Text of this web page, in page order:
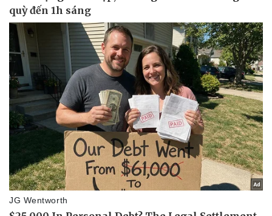
Pháp luật
Vụ án
Tin nóng
Tư vấn luật
Quân sự - Quốc phòng
Vũ khí
Việt Nam